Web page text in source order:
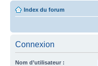
Index du forum
Connexion
Nom d’utilisateur :